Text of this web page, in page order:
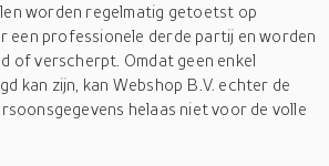
worden regelmatig getoetst op
een professionele derde partij en worden
of verscherpt. Omdat geen enkel
kan zijn, kan Webshop B.V. echter de
helaas niet voor de volle